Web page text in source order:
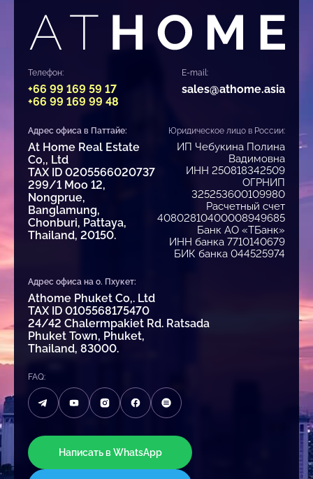
Телефон:
+66 99 169 59 17
+66 99 169 99 48
E-mail:
sales@athome.asia
Адрес офиса в Паттайе:
At Home Real Estate
Co,, Ltd
TAX ID 0205566020737
299/1 Moo 12,
Nongprue,
Banglamung,
Chonburi, Pattaya,
Thailand, 20150.
Юридическое лицо в России:
ИП Чебукина Полина
Вадимовна
ИНН 250818342509
ОГРНИП
325253600109980
Расчетный счет
40802810400008949685
Банк АО «ТБанк»
ИНН банка 7710140679
БИК банка 044525974
Адрес офиса на о. Пхукет:
Athome Phuket Co,. Ltd
TAX ID 0105568175470
24/42 Chalermpakiet Rd. Ratsada
Phuket Town, Phuket,
Thailand, 83000.
FAQ:
Написать в WhatsApp